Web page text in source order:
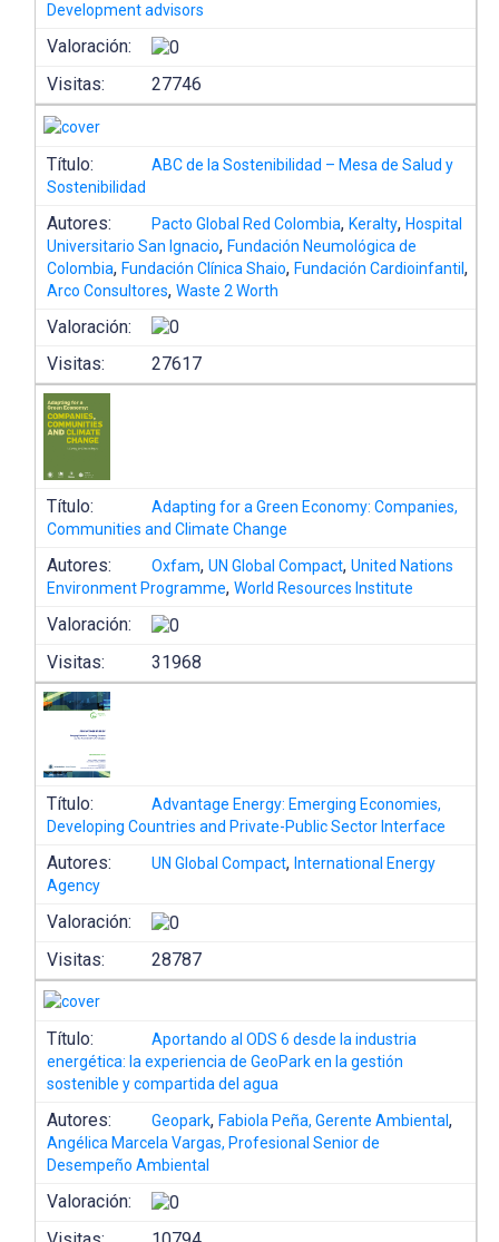
Development advisors
Valoración:
Visitas:
27746
Título:
ABC de la Sostenibilidad – Mesa de Salud y
Sostenibilidad
Autores: Pacto Global Red Colombia,Keralty,Hospital
Universitario San Ignacio,Fundación Neumológica de
Colombia,Fundación Clínica Shaio,Fundación Cardioinfantil,
Arco Consultores,Waste 2 Worth
Valoración:
Visitas:
27617
Título:
Adapting for a Green Economy: Companies,
Communities and Climate Change
Autores: Oxfam,UN Global Compact,United Nations
Environment Programme,World Resources Institute
Valoración:
Visitas:
31968
Título:
Advantage Energy: Emerging Economies,
Developing Countries and Private-Public Sector Interface
Autores: UN Global Compact,International Energy
Agency
Valoración:
Visitas:
28787
Título:
Aportando al ODS 6 desde la industria
energética: la experiencia de GeoPark en la gestión
sostenible y compartida del agua
Autores: Geopark,Fabiola Peña, Gerente Ambiental,
Angélica Marcela Vargas, Profesional Senior de
Desempeño Ambiental
Valoración: